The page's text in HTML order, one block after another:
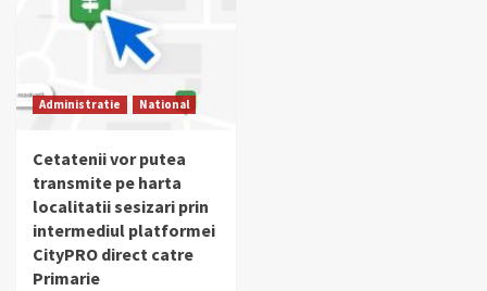
Administratie National
Cetatenii vor putea
transmite pe harta
localitatii sesizari prin
intermediul platformei
CityPRO direct catre
Primarie